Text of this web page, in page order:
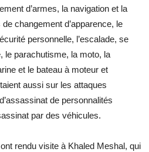
d’armes, la navigation et la
changement d’apparence, le
personnelle, l’escalade, se
le parachutisme, la moto, la
et le bateau à moteur et
aussi sur les attaques
de personnalités
par des véhicules.
rendu visite à Khaled Meshal, qui